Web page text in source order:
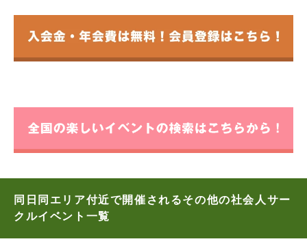
同日同エリア付近で開催されるその他の社会人サー
クルイベント一覧